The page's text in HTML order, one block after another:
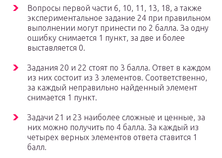
Вопросы первой части 6, 10, 11, 13, 18, а также
экспериментальное задание 24 при правильном
выполнении могут принести по 2 балла. За одну
ошибку снимается 1 пункт, за две и более
выставляется 0.
Задания 20 и 22 стоят по 3 балла. Ответ в каждом
из них состоит из 3 элементов. Соответственно,
за каждый неправильно найденный элемент
снимается 1 пункт.
Задачи 21 и 23 наиболее сложные и ценные, за
них можно получить по 4 балла. За каждый из
четырех верных элементов ответа ставится 1
балл.